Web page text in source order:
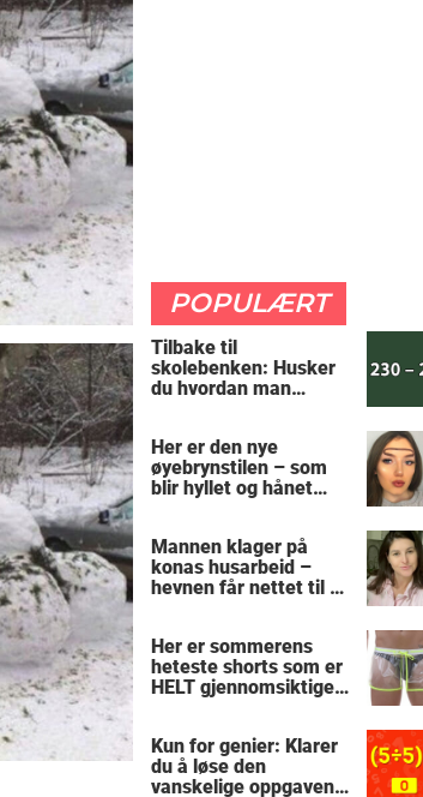
POPULÆRT
Tilbake til
skolebenken: Husker
du hvordan man
Her er den nye
øyebrynstilen – som
blir hyllet og hånet
Mannen klager på
konas husarbeid –
hevnen får nettet til å
Her er sommerens
heteste shorts som er
HELT gjennomsiktige
Kun for genier: Klarer
du å løse den
vanskelige oppgaven